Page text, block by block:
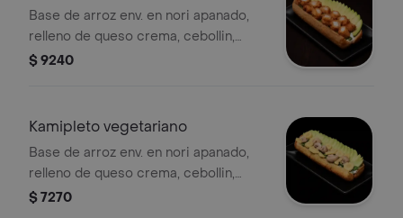
Base de arroz env. en nori apanado,
relleno de queso crema, cebollin,
pollo y palta.
$ 9240
Kamipleto vegetariano
Base de arroz env. en nori apanado,
relleno de queso crema, cebollin,
choclo, champiñon y palta.
$ 7270